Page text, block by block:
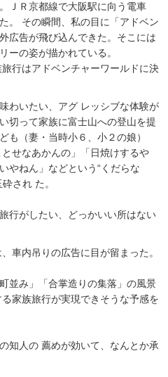
ＪＲ京都線で大阪駅に向う電車
。 その瞬間、私の目に「アドベン
広告が飛び込んできた。そこには
ーの姿が描かれている。
行はアドベンチャーワールドに決
わいたい、アグ レッシブな体験が
切って家族に富士山への登山を提
も（妻・当時小６、小２の娘）
せなあかんの」「日焼けするや
やねん」などという“くだらな
され た。
行がしたい、どっかいい所はない
車内吊りの広告に目が留まった。
並み」「合掌造りの集落」の風景
家族旅行が実現できそうな予感を
知人の 薦めが効いて、なんとか承